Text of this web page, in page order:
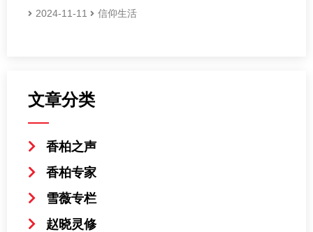
2024-11-11 信仰生活
文章分类
香柏之声
香柏专家
雪薇专栏
赵晓灵修